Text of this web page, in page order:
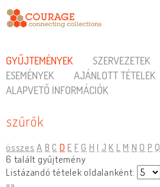
GYŰJTEMÉNYEK SZERVEZETEK
ESEMÉNYEK
AJÁNLOTT TÉTELEK
ALAPVETŐ INFORMÁCIÓK
szűrők
összes A B C D E F G H I J K L M N O P Q
6 talált gyűjtemény
Listázandó tételek oldalanként: